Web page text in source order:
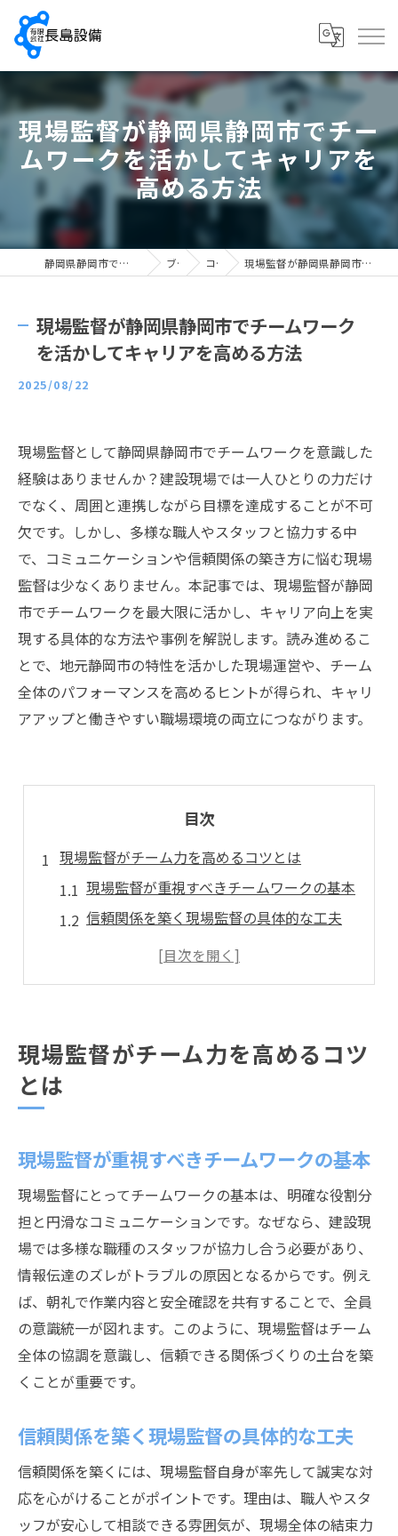
現場監督が静岡県静岡市でチー
ムワークを活かしてキャリアを
高める方法
静岡県静岡市で配管工の求人なら有限会社長島設備 ブログ コラム 現場監督が静岡県静岡市でチームワークを活かしてキャリアを高める方法
現場監督が静岡県静岡市でチームワーク
を活かしてキャリアを高める方法
2025/08/22
現場監督として静岡県静岡市でチームワークを意識した
経験はありませんか？建設現場では一人ひとりの力だけ
でなく、周囲と連携しながら目標を達成することが不可
欠です。しかし、多様な職人やスタッフと協力する中
で、コミュニケーションや信頼関係の築き方に悩む現場
監督は少なくありません。本記事では、現場監督が静岡
市でチームワークを最大限に活かし、キャリア向上を実
現する具体的な方法や事例を解説します。読み進めるこ
とで、地元静岡市の特性を活かした現場運営や、チーム
全体のパフォーマンスを高めるヒントが得られ、キャリ
アアップと働きやすい職場環境の両立につながります。
目次
現場監督がチーム力を高めるコツとは
現場監督が重視すべきチームワークの基本
信頼関係を築く現場監督の具体的な工夫
チーム全体の目標共有が現場監督のカギ
現場監督がチームの雰囲気を整える工夫
静岡市で現場監督を目指すあなたへ
現場監督が静岡市で得られる経験や強み
地元静岡市に根ざす現場監督の役割とは
現場監督が静岡市でキャリアを積む方法
静岡市現場監督のための地域ネットワーク
チームワーク強化が現場監督の鍵
現場監督が実践するチームワーク向上策
課題解決に強い現場監督の取り組み事例
現場監督の声かけが生む現場の一体感
静岡市の現場監督が学ぶ協調のポイント
現場監督がチーム全員を巻き込む工夫
現場運営で役立つ連携術を解説
現場監督が知るべき職人との連携方法
現場監督がチーム力を高めるコツ
とは
現場監督が重視すべきチームワークの基本
現場監督にとってチームワークの基本は、明確な役割分
担と円滑なコミュニケーションです。なぜなら、建設現
場では多様な職種のスタッフが協力し合う必要があり、
情報伝達のズレがトラブルの原因となるからです。例え
ば、朝礼で作業内容と安全確認を共有することで、全員
の意識統一が図れます。このように、現場監督はチーム
全体の協調を意識し、信頼できる関係づくりの土台を築
くことが重要です。
信頼関係を築く現場監督の具体的な工夫
信頼関係を築くには、現場監督自身が率先して誠実な対
応を心がけることがポイントです。理由は、職人やスタ
ッフが安心して相談できる雰囲気が、現場全体の結束力